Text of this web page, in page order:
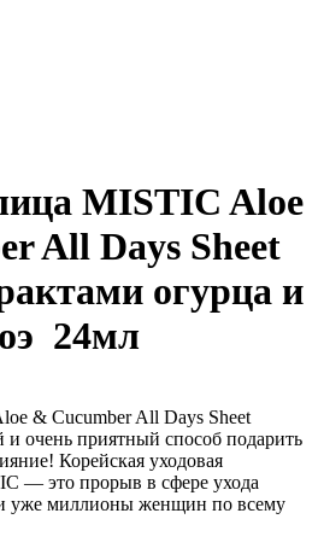
MISTIC Aloe
All Days Sheet
огурца и
24мл
& Cucumber All Days Sheet
очень приятный способ подарить
Корейская уходовая
— это прорыв в сфере ухода
уже миллионы женщин по всему